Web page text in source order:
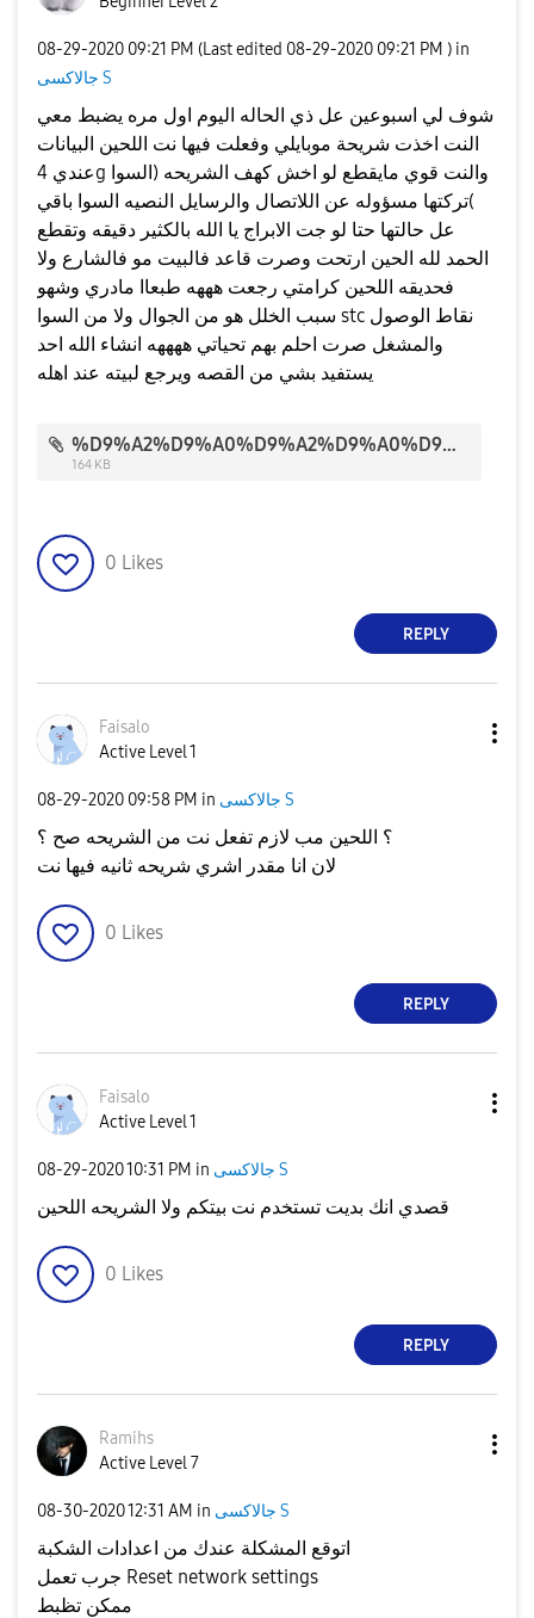
‎08-29-2020 09:21 PM (Last edited ‎08-29-2020 09:21 PM ) in
جالاكسى S
شوف لي اسبوعين عل ذي الحاله اليوم اول مره يضبط معي
النت اخذت شريحة موبايلي وفعلت فيها نت اللحين البيانات
عندي 4g والنت قوي مايقطع لو اخش كهف الشريحه (السوا
)تركتها مسؤوله عن اللاتصال والرسايل النصيه السوا باقي
عل حالتها حتا لو جت الابراج يا الله بالكثير دقيقه وتقطع
الحمد لله الحين ارتحت وصرت قاعد فالبيت مو فالشارع ولا
فحديقه اللحين كرامتي رجعت هههه طبعاا مادري وشهو
سبب الخلل هو من الجوال ولا من السوا stc نقاط الوصول
والمشغل صرت احلم بهم تحياتي ههههه انشاء الله احد
يستفيد بشي من القصه ويرجع لبيته عند اهله
%D9%A2%D9%A0%D9%A2%D9%A0%D9%A0%D9%A8%D9%A2%D9%A9_%D9%A2%D9%A1%D9%A0%D9%A8%D9%A0%D9%A2.jpg
164 KB
0 Likes
REPLY
Faisalo
Active Level 1
‎08-29-2020 09:58 PM in جالاكسى S
؟ اللحين مب لازم تفعل نت من الشريحه صح ؟
لان انا مقدر اشري شريحه ثانيه فيها نت
0 Likes
REPLY
Faisalo
Active Level 1
‎08-29-202010:31 PM in جالاكسى S
قصدي انك بديت تستخدم نت بيتكم ولا الشريحه اللحين
0 Likes
REPLY
Ramihs
Active Level 7
‎08-30-202012:31 AM in جالاكسى S
اتوقع المشكلة عندك من اعدادات الشكبة
جرب تعمل Reset network settings
ممكن تظبط